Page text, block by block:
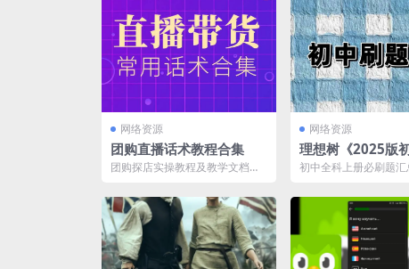
网络资源
团购直播话术教程合集
团购探店实操教程及教学文档，
珠宝、数码等产品相关话术...
网络资源
理想树《2025版
题 (全科上册) 》
初中全科上册必刷题汇
轻松备战中考